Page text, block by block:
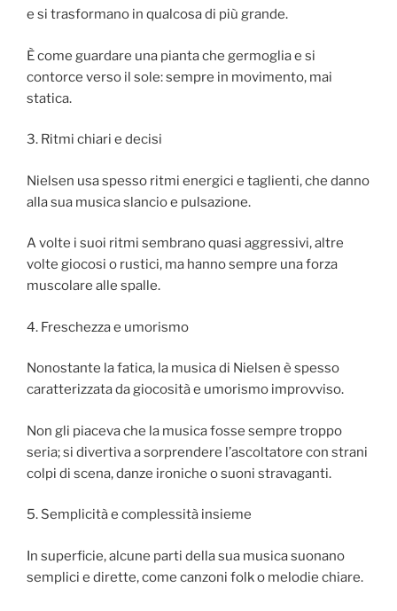
e si trasformano in qualcosa di più grande.
È come guardare una pianta che germoglia e si
contorce verso il sole: sempre in movimento, mai
statica.
3. Ritmi chiari e decisi
Nielsen usa spesso ritmi energici e taglienti, che danno
alla sua musica slancio e pulsazione.
A volte i suoi ritmi sembrano quasi aggressivi, altre
volte giocosi o rustici, ma hanno sempre una forza
muscolare alle spalle.
4. Freschezza e umorismo
Nonostante la fatica, la musica di Nielsen è spesso
caratterizzata da giocosità e umorismo improvviso.
Non gli piaceva che la musica fosse sempre troppo
seria; si divertiva a sorprendere l’ascoltatore con strani
colpi di scena, danze ironiche o suoni stravaganti.
5. Semplicità e complessità insieme
In superficie, alcune parti della sua musica suonano
semplici e dirette, come canzoni folk o melodie chiare.